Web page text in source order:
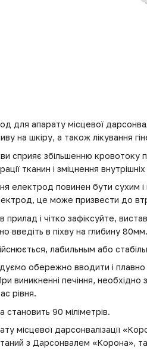
для апарату місцевої
на шкіру, а також лікування
сприяє збільшенню
тканин і зміцнення
електрод повинен бути
це може призвести до
і чітко зафіксуйте,
введіть в піхву на глибину
лабильным або
обережно вводити і плавно
виникненні печіння,
рівня.
90 міліметрів.
місцевої дарсонвалізації
з Дарсонвалем «Корона»,